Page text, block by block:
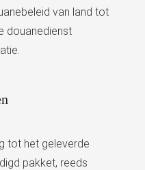
van land tot
douanedienst
tot het geleverde
pakket, reeds